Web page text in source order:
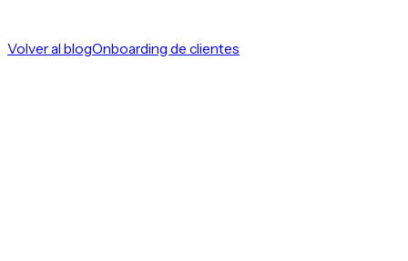
Volver al blogOnboarding de clientes